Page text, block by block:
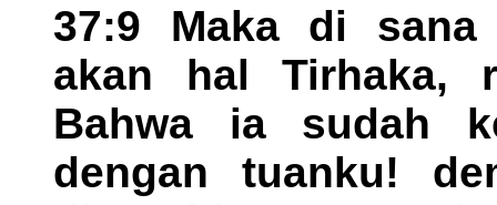
37:9 Maka di sana
akan hal Tirhaka,
Bahwa ia sudah
dengan tuanku!